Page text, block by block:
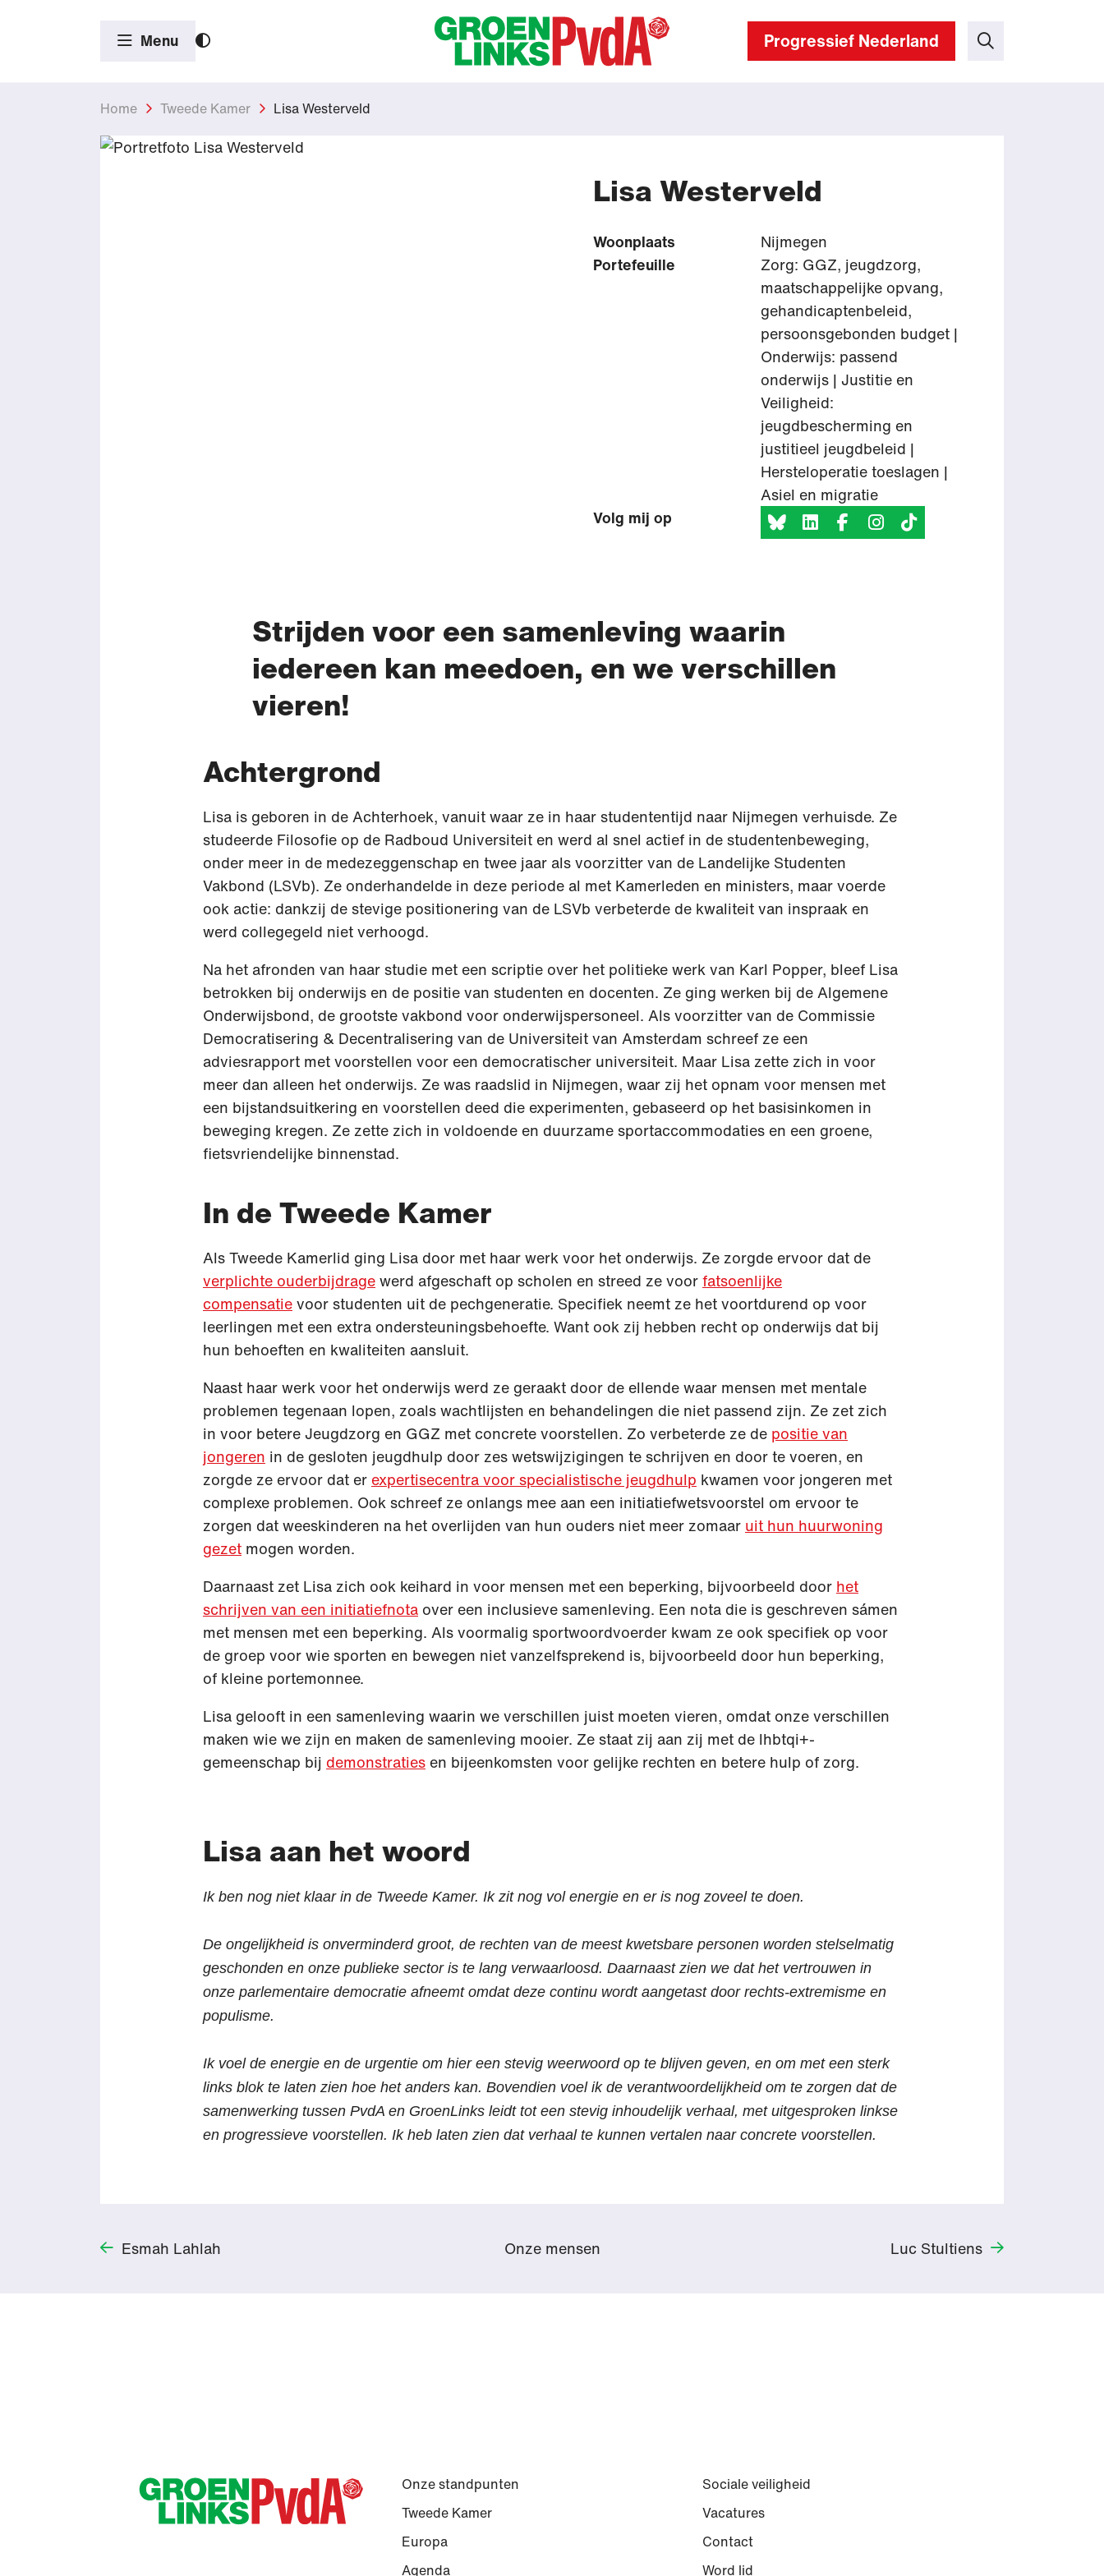
Menu Progressief Nederland
Home Tweede Kamer Lisa Westerveld
Lisa Westerveld
Woonplaats
Nijmegen
Portefeuille
Zorg: GGZ, jeugdzorg,
maatschappelijke opvang,
gehandicaptenbeleid,
persoonsgebonden budget |
Onderwijs: passend
onderwijs | Justitie en
Veiligheid:
jeugdbescherming en
justitieel jeugdbeleid |
Hersteloperatie toeslagen |
Asiel en migratie
Volg mij op
Strijden voor een samenleving waarin
iedereen kan meedoen, en we verschillen
vieren!
Achtergrond
Lisa is geboren in de Achterhoek, vanuit waar ze in haar studententijd naar Nijmegen verhuisde. Ze
studeerde Filosofie op de Radboud Universiteit en werd al snel actief in de studentenbeweging,
onder meer in de medezeggenschap en twee jaar als voorzitter van de Landelijke Studenten
Vakbond (LSVb). Ze onderhandelde in deze periode al met Kamerleden en ministers, maar voerde
ook actie: dankzij de stevige positionering van de LSVb verbeterde de kwaliteit van inspraak en
werd collegegeld niet verhoogd.
Na het afronden van haar studie met een scriptie over het politieke werk van Karl Popper, bleef Lisa
betrokken bij onderwijs en de positie van studenten en docenten. Ze ging werken bij de Algemene
Onderwijsbond, de grootste vakbond voor onderwijspersoneel. Als voorzitter van de Commissie
Democratisering & Decentralisering van de Universiteit van Amsterdam schreef ze een
adviesrapport met voorstellen voor een democratischer universiteit. Maar Lisa zette zich in voor
meer dan alleen het onderwijs. Ze was raadslid in Nijmegen, waar zij het opnam voor mensen met
een bijstandsuitkering en voorstellen deed die experimenten, gebaseerd op het basisinkomen in
beweging kregen. Ze zette zich in voldoende en duurzame sportaccommodaties en een groene,
fietsvriendelijke binnenstad.
In de Tweede Kamer
Als Tweede Kamerlid ging Lisa door met haar werk voor het onderwijs. Ze zorgde ervoor dat de
verplichte ouderbijdragewerd afgeschaft op scholen en streed ze voorfatsoenlijke
compensatievoor studenten uit de pechgeneratie. Specifiek neemt ze het voortdurend op voor
leerlingen met een extra ondersteuningsbehoefte. Want ook zij hebben recht op onderwijs dat bij
hun behoeften en kwaliteiten aansluit.
Naast haar werk voor het onderwijs werd ze geraakt door de ellende waar mensen met mentale
problemen tegenaan lopen, zoals wachtlijsten en behandelingen die niet passend zijn. Ze zet zich
in voor betere Jeugdzorg en GGZ met concrete voorstellen. Zo verbeterde ze de positie van
jongeren in de gesloten jeugdhulp door zes wetswijzigingen te schrijven en door te voeren, en
zorgde ze ervoor dat er expertisecentra voor specialistische jeugdhulp kwamen voor jongeren met
complexe problemen. Ook schreef ze onlangs mee aan een initiatiefwetsvoorstel om ervoor te
zorgen dat weeskinderen na het overlijden van hun ouders niet meer zomaar uit hun huurwoning
gezet mogen worden.
Daarnaast zet Lisa zich ook keihard in voor mensen met een beperking, bijvoorbeeld door het
schrijven van een initiatiefnota over een inclusieve samenleving. Een nota die is geschreven sámen
met mensen met een beperking. Als voormalig sportwoordvoerder kwam ze ook specifiek op voor
de groep voor wie sporten en bewegen niet vanzelfsprekend is, bijvoorbeeld door hun beperking,
of kleine portemonnee.
Lisa gelooft in een samenleving waarin we verschillen juist moeten vieren, omdat onze verschillen
maken wie we zijn en maken de samenleving mooier. Ze staat zij aan zij met de lhbtqi+-
gemeenschap bij demonstraties en bijeenkomsten voor gelijke rechten en betere hulp of zorg.
Lisa aan het woord
Ik ben nog niet klaar in de Tweede Kamer. Ik zit nog vol energie en er is nog zoveel te doen.
De ongelijkheid is onverminderd groot, de rechten van de meest kwetsbare personen worden stelselmatig
geschonden en onze publieke sector is te lang verwaarloosd. Daarnaast zien we dat het vertrouwen in
onze parlementaire democratie afneemt omdat deze continu wordt aangetast door rechts-extremisme en
populisme.
Ik voel de energie en de urgentie om hier een stevig weerwoord op te blijven geven, en om met een sterk
links blok te laten zien hoe het anders kan. Bovendien voel ik de verantwoordelijkheid om te zorgen dat de
samenwerking tussen PvdA en GroenLinks leidt tot een stevig inhoudelijk verhaal, met uitgesproken linkse
en progressieve voorstellen. Ik heb laten zien dat verhaal te kunnen vertalen naar concrete voorstellen.
Esmah Lahlah Onze mensen Luc Stultiens
Onze standpunten
Tweede Kamer
Europa
Agenda
Sociale veiligheid
Vacatures
Contact
Word lid